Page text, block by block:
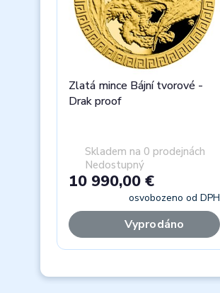
Zlatá mince Bájní tvorové -
Drak proof
Skladem na 0 prodejnách
Nedostupný
10 990,00 €
osvobozeno od DPH
Vyprodáno